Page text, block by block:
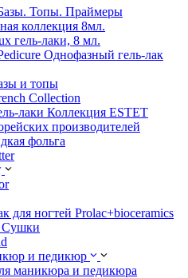
Топы. Праймеры
коллекция 8мл.
гель-лаки, 8 мл.
Однофазный гель-лак
и топы
Collection
лаки Коллекция ESTET
производителей
фольга
для ногтей Prolac+bioceramics
Сушки
и педикюр
маникюра и педикюра